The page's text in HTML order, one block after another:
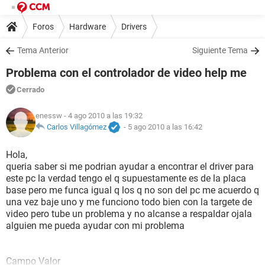
Foros Hardware Drivers
Tema Anterior Siguiente Tema
Problema con el controlador de video help me
Cerrado
enessw - 4 ago 2010 a las 19:32
Carlos Villagómez
- 5 ago 2010 a las 16:42
Hola,
queria saber si me podrian ayudar a encontrar el driver para
este pc la verdad tengo el q supuestamente es de la placa
base pero me funca igual q los q no son del pc me acuerdo q
una vez baje uno y me funciono todo bien con la targete de
video pero tube un problema y no alcanse a respaldar ojala
alguien me pueda ayudar con mi problema
Campo Valor